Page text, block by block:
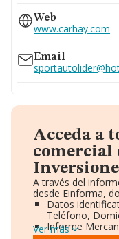
Web
www.carhay.com
Email
Acceda a
comercial
A través del
desde Einforma,
Datos
Teléfono,
Informe
Ver más